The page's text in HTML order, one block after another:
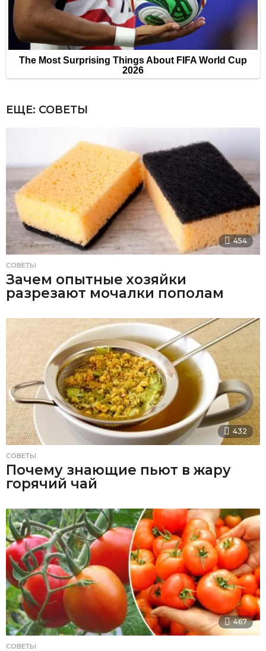
ЕЩЕ: СОВЕТЫ
454
СОВЕТЫ
Зачем опытные хозяйки
разрезают мочалки пополам
432
СОВЕТЫ
Почему знающие пьют в жару
горячий чай
467
СОВЕТЫ